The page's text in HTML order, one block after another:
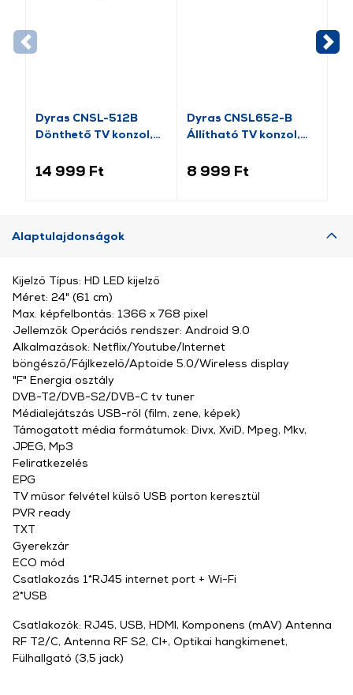
Dyras CNSL-512B
Dönthető TV konzol,
14 999 Ft
Dyras CNSL652-B
Állítható TV konzol,
8 999 Ft
Alaptulajdonságok
Kijelző Típus: HD LED kijelző
Méret: 24" (61 cm)
Max. képfelbontás: 1366 x 768 pixel
Jellemzők Operációs rendszer: Android 9.0
Alkalmazások: Netflix/Youtube/Internet
böngésző/Fájlkezelő/Aptoide 5.0/Wireless display
"F" Energia osztály
DVB-T2/DVB-S2/DVB-C tv tuner
Médialejátszás USB-ről (film, zene, képek)
Támogatott média formátumok: Divx, XviD, Mpeg, Mkv,
JPEG, Mp3
Feliratkezelés
EPG
TV műsor felvétel külső USB porton keresztül
PVR ready
TXT
Gyerekzár
ECO mód
Csatlakozás 1*RJ45 internet port + Wi-Fi
2*USB
Csatlakozók: RJ45, USB, HDMI, Komponens (mAV) Antenna
RF T2/C, Antenna RF S2, CI+, Optikai hangkimenet,
Fülhallgató (3,5 jack)